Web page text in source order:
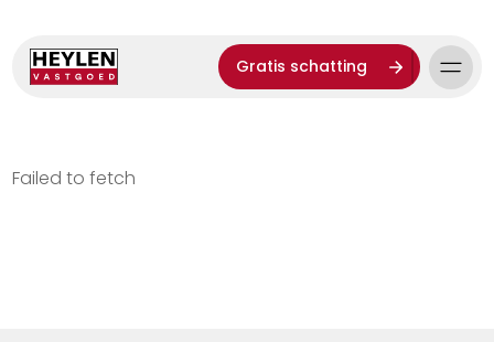
Gratis schatting
Failed to fetch